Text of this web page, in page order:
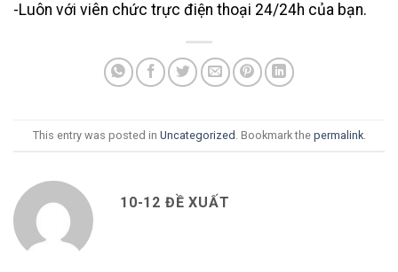
-Luôn với viên chức trực điện thoại 24/24h của bạn.
This entry was posted in Uncategorized . Bookmark the permalink.
10-12 ĐỀ XUẤT